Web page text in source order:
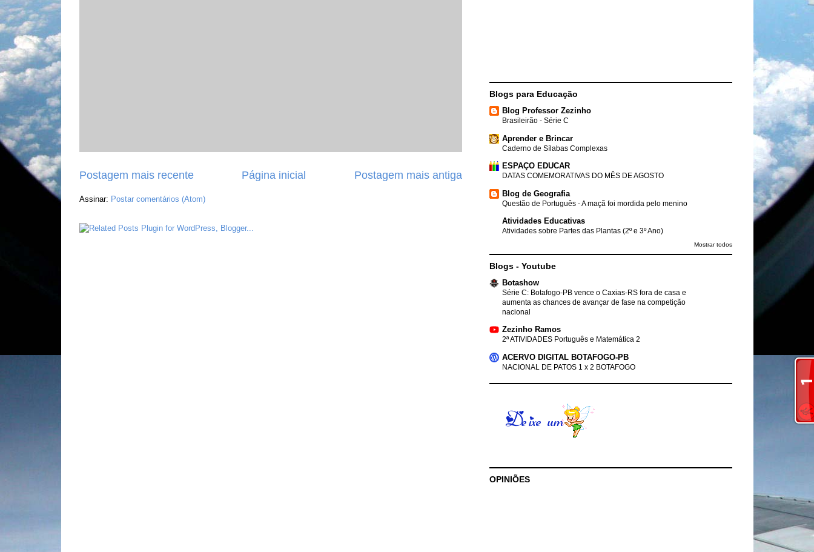
Postagem mais recente Postagem mais antiga
Página inicial
Assinar: Postar comentários (Atom)
Blogs para Educação
Blog Professor Zezinho
Brasileirão - Série C
Aprender e Brincar
Caderno de Sílabas Complexas
ESPAÇO EDUCAR
DATAS COMEMORATIVAS DO MÊS DE AGOSTO
Blog de Geografia
Questão de Português - A maçã foi mordida pelo menino
Atividades Educativas
Atividades sobre Partes das Plantas (2º e 3º Ano)
Mostrar todos
Blogs - Youtube
Botashow
Série C: Botafogo-PB vence o Caxias-RS fora de casa e
aumenta as chances de avançar de fase na competição
nacional
Zezinho Ramos
2ª ATIVIDADES Português e Matemática 2
ACERVO DIGITAL BOTAFOGO-PB
NACIONAL DE PATOS 1 x 2 BOTAFOGO
OPINIÕES